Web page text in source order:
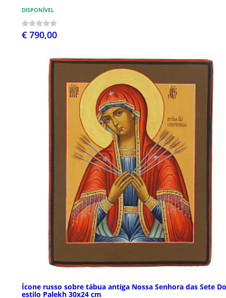
DISPONÍVEL
€ 790,00
Ícone russo sobre tábua antiga Nossa Senhora das Sete
estilo Palekh 30x24 cm